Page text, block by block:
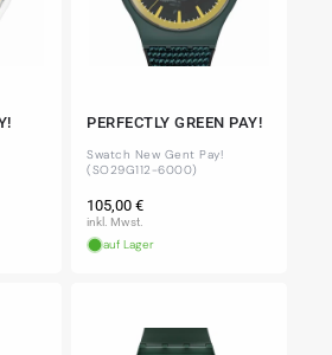
PERFECTLY GREEN PAY!
Swatch New Gent Pay!
(SO29G112-6000)
Normaler
Preis
105,00 €
inkl. Mwst.
auf Lager